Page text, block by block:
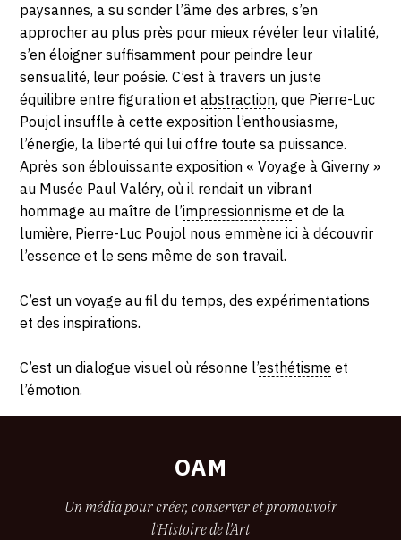
paysannes, a su sonder l’âme des arbres, s’en
approcher au plus près pour mieux révéler leur vitalité,
s’en éloigner suffisamment pour peindre leur
sensualité, leur poésie. C’est à travers un juste
équilibre entre figuration etabstraction, que Pierre-Luc
Poujol insuffle à cette exposition l’enthousiasme,
l’énergie, la liberté qui lui offre toute sa puissance.
Après son éblouissante exposition « Voyage à Giverny »
au Musée Paul Valéry, où il rendait un vibrant
hommage au maître de l’impressionnisme et de la
lumière, Pierre-Luc Poujol nous emmène ici à découvrir
l’essence et le sens même de son travail.
C’est un voyage au fil du temps, des expérimentations
et des inspirations.
C’est un dialogue visuel où résonne l’esthétisme et
l’émotion.
OAM
Un média pour créer, conserver et promouvoir
l'Histoire de l'Art